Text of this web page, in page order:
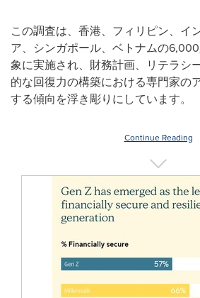
この調査は、香港、フィリピン、イ
ア、シンガポール、ベトナムの
象に実施され、財務計画、リテラシ
的な回復力の構築における専門家の
する傾向を浮き彫りにしています。
Continue Reading